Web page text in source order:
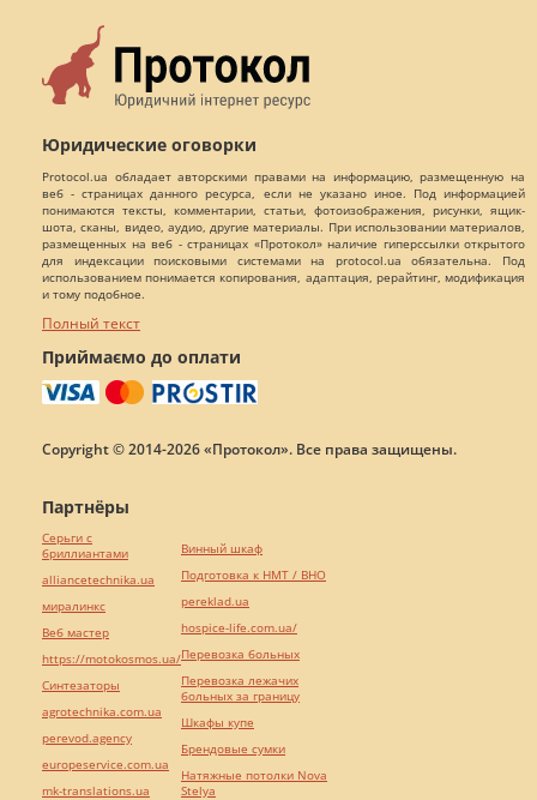
Юридические оговорки
Protocol.ua обладает авторскими правами на информацию, размещенную на
веб - страницах данного ресурса, если не указано иное. Под информацией
понимаются тексты, комментарии, статьи, фотоизображения, рисунки, ящик-
шота, сканы, видео, аудио, другие материалы. При использовании материалов,
размещенных на веб - страницах «Протокол» наличие гиперссылки открытого
для индексации поисковыми системами на protocol.ua обязательна. Под
использованием понимается копирования, адаптация, рерайтинг, модификация
и тому подобное.
Полный текст
Приймаємо до оплати
Copyright © 2014-2026 «Протокол». Все права защищены.
Партнёры
Серьги с
бриллиантами
alliancetechnika.ua
миралинкс
Веб мастер
https://motokosmos.ua/
Синтезаторы
agrotechnika.com.ua
perevod.agency
europeservice.com.ua
mk-translations.ua
Винный шкаф
Подготовка к НМТ / ВНО
pereklad.ua
hospice-life.com.ua/
Перевозка больных
Перевозка лежачих
больных за границу
Шкафы купе
Брендовые сумки
Натяжные потолки Nova
Stelya